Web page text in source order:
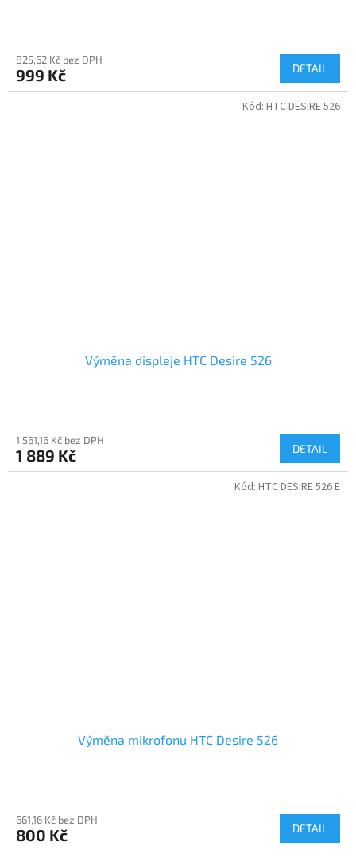
825,62 Kč bez DPH
999 Kč DETAIL
Výměna displeje HTC Desire 526
1 561,16 Kč bez DPH
1 889 Kč DETAIL
Kód: HTC DESIRE 526
Výměna mikrofonu HTC Desire 526
661,16 Kč bez DPH
800 Kč DETAIL
Kód: HTC DESIRE 526 E